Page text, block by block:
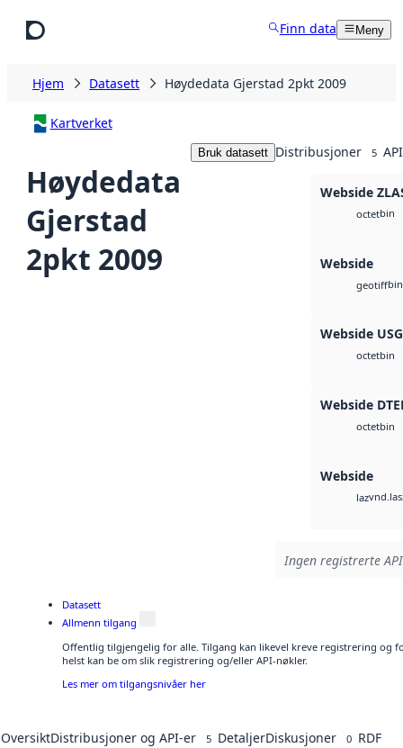
Finn data Meny
Hjem Datasett Høydedata Gjerstad 2pkt 2009
Kartverket
Høydedata
Gjerstad
2pkt 2009
Bruk datasett Distribusjoner 5
Webside
octetbin
Webside
geotiffbin
Webside
octetbin
Webside
octetbin
Webside
laz
Ingen registrerte
Datasett
Allmenn tilgang
Offentlig tilgjengelig for alle. Tilgang kan likevel kreve registrering og
helst kan be om slik registrering og/eller API-nøkler.
Les mer om tilgangsnivåer her
OversiktDistribusjoner og API-er 5 DetaljerDiskusjoner 0 RDF